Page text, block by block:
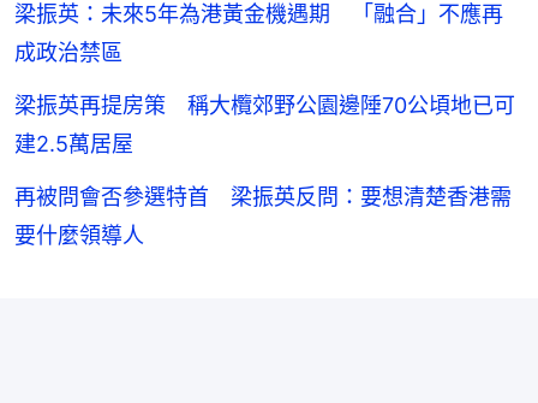
梁振英：未來5年為港黃金機遇期 「融合」不應再
成政治禁區
梁振英再提房策 稱大欖郊野公園邊陲70公頃地已可
建2.5萬居屋
再被問會否參選特首 梁振英反問：要想清楚香港需
要什麼領導人